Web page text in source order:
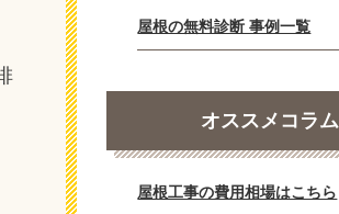
屋根の無料診断 事例一覧
オススメコラム
屋根工事の費用相場はこちら